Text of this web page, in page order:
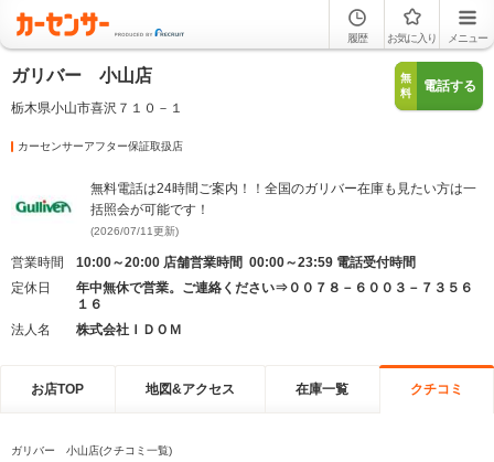
履歴 お気に入り メニュー
ガリバー 小山店
栃木県小山市喜沢７１０－１
無
料
電話する
カーセンサーアフター保証取扱店
無料電話は24時間ご案内！！全国のガリバー在庫も見たい方は一
括照会が可能です！
(2026/07/11更新)
営業時間
10:00～20:00 店舗営業時間 00:00～23:59 電話受付時間
定休日
年中無休で営業。ご連絡ください⇒００７８－６００３－７３５６
１６
法人名
株式会社ＩＤＯＭ
お店TOP 地図&アクセス 在庫一覧 クチコミ
ガリバー 小山店(クチコミ一覧)